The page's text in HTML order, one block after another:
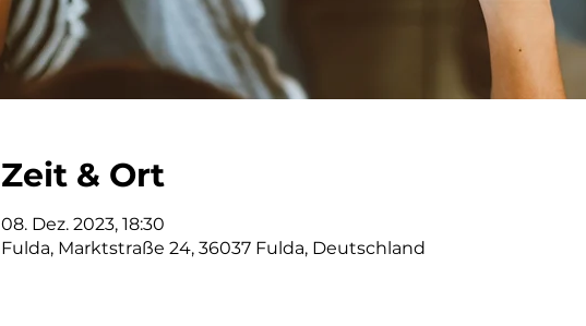
Zeit & Ort
08. Dez. 2023, 18:30
Fulda, Marktstraße 24, 36037 Fulda, Deutschland